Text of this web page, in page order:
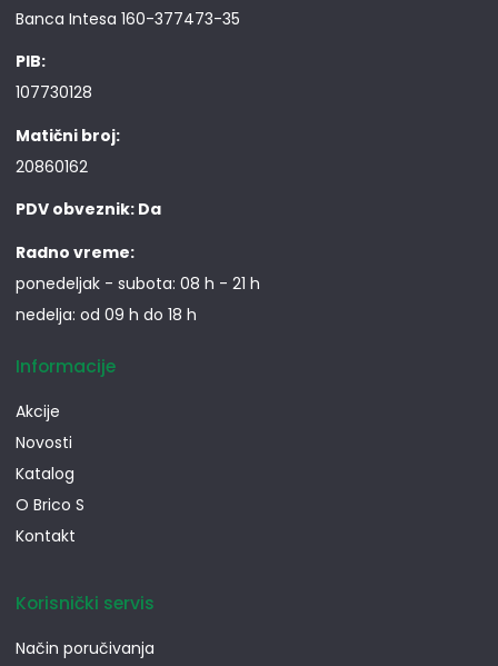
Banca Intesa 160-377473-35
PIB:
107730128
Matični broj:
20860162
PDV obveznik: Da
Radno vreme:
ponedeljak - subota: 08 h - 21 h
nedelja: od 09 h do 18 h
Informacije
Akcije
Novosti
Katalog
O Brico S
Kontakt
Korisnički servis
Način poručivanja